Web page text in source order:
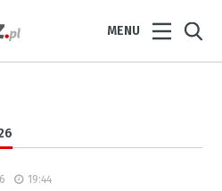
MENU
19:44